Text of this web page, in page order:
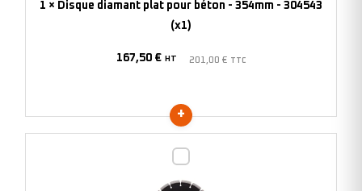
354mm
304543
1 × Disque diamant plat pour béton - 354mm - 304543
(x1)
167,50 € HT 201,00 € TTC